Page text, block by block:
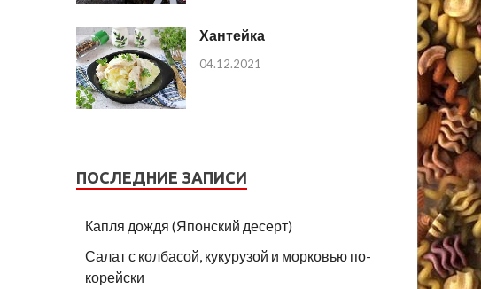
Хантейка
04.12.2021
ПОСЛЕДНИЕ ЗАПИСИ
Капля дождя (Японский десерт)
Салат с колбасой, кукурузой и морковью по-
корейски